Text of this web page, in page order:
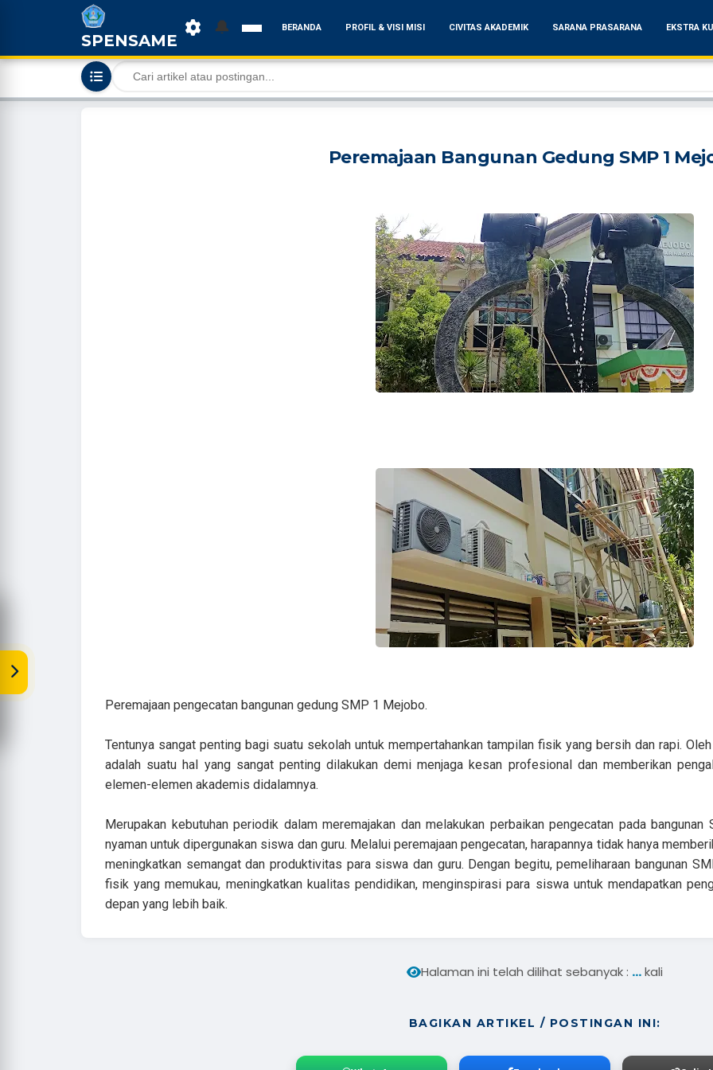
SPENSAME
🔔 BERANDA PROFIL & VISI MISI CIVITAS AKADEMIK SARANA PRASARANA EKSTRA
Peremajaan Bangunan Gedung SMP 1
Peremajaan pengecatan bangunan gedung SMP 1 Mejobo.
Tentunya sangat penting bagi suatu sekolah untuk mempertahankan tampilan fisik yang bersih dan rapi.
adalah suatu hal yang sangat penting dilakukan demi menjaga kesan profesional dan memberikan
elemen-elemen akademis didalamnya.
Merupakan kebutuhan periodik dalam meremajakan dan melakukan perbaikan pengecatan pada
nyaman untuk dipergunakan siswa dan guru. Melalui peremajaan pengecatan, harapannya tidak hanya
meningkatkan semangat dan produktivitas para siswa dan guru. Dengan begitu, pemeliharaan bangunan
fisik yang memukau, meningkatkan kualitas pendidikan, menginspirasi para siswa untuk mendapatkan
depan yang lebih baik.
Halaman ini telah dilihat sebanyak : ...kali
BAGIKAN ARTIKEL / POSTINGAN INI: